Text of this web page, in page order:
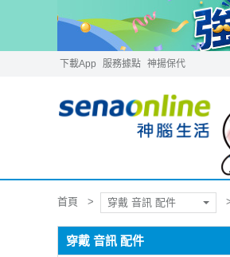
下載App 服務據點 神揚保代
首頁 穿戴 音訊 配件
穿戴 音訊 配件